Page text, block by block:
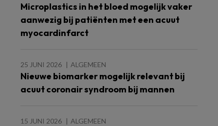
Microplastics in het bloed mogelijk vaker
aanwezig bij patiënten met een acuut
myocardinfarct
25 JUNI 2026 ALGEMEEN
Nieuwe biomarker mogelijk relevant bij
acuut coronair syndroom bij mannen
15 JUNI 2026 ALGEMEEN